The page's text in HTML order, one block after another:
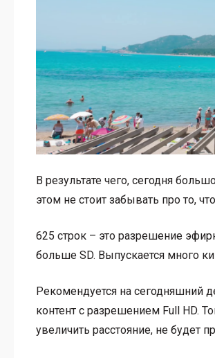
В результате чего, сегодня
этом не стоит забывать про то,
625 строк – это разрешение
больше SD. Выпускается много
Рекомендуется на сегодняшний
контент с разрешением Full HD.
увеличить расстояние, не будет